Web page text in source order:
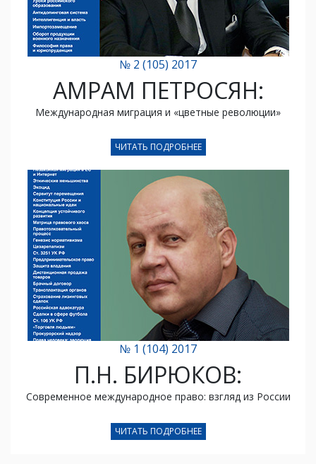
№ 2 (105) 2017
АМРАМ ПЕТРОСЯН:
Mеждународная миграция и «цветные революции»
ЧИТАТЬ ПОДРОБНЕЕ
№ 1 (104) 2017
П.Н. БИРЮКОВ:
Современное международное право: взгляд из России
ЧИТАТЬ ПОДРОБНЕЕ